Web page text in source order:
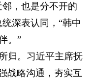
，也是分不开的
深表认同，“韩中
。”
归。习近平主席抚
战略沟通，夯实互